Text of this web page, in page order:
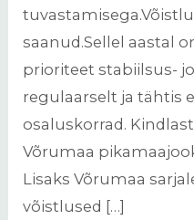
saanud.Sellel aastal
prioriteet stabiilsus-
regulaarselt ja tähtis
osaluskorrad.
Võrumaa
Lisaks Võrumaa
võistlused […]